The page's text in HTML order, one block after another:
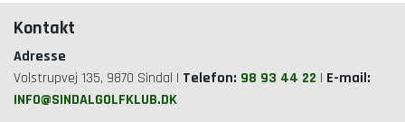
Kontakt
Adresse
Volstrupvej 135, 9870 Sindal | Telefon: 98 93 44 22 | E-mail:
INFO@SINDALGOLFKLUB.DK